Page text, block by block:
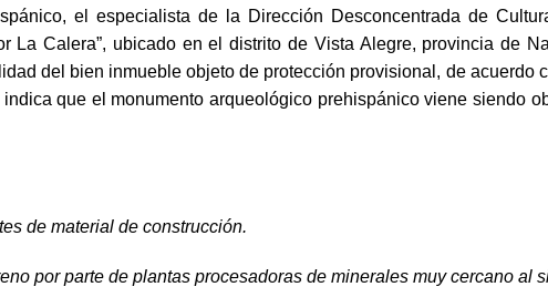
el especialista de la Dirección Desconcentrada de
La Calera”, ubicado en el distrito de Vista Alegre, provincia de
del bien inmueble objeto de protección provisional, de acuerdo
que el monumento arqueológico prehispánico viene siendo
de material de construcción.
por parte de plantas procesadoras de minerales muy cercano al